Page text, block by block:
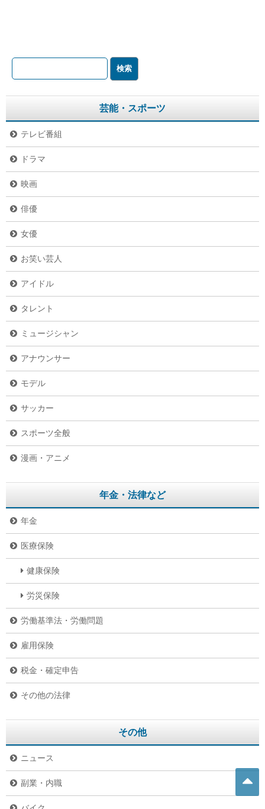
芸能・スポーツ
テレビ番組
ドラマ
映画
俳優
女優
お笑い芸人
アイドル
タレント
ミュージシャン
アナウンサー
モデル
サッカー
スポーツ全般
漫画・アニメ
年金・法律など
年金
医療保険
健康保険
労災保険
労働基準法・労働問題
雇用保険
税金・確定申告
その他の法律
その他
ニュース
副業・内職